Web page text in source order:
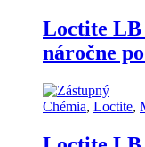
Loctite LB
náročne
Chémia, Loctite,